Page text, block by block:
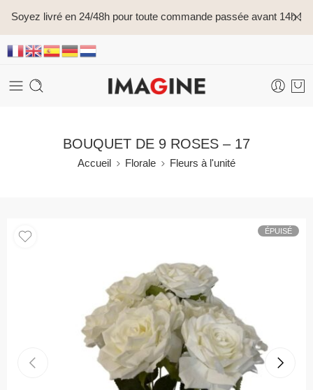
Soyez livré en 24/48h pour toute commande passée avant 14h !
BOUQUET DE 9 ROSES – 17
Accueil Florale Fleurs à l'unité
ÉPUISÉ